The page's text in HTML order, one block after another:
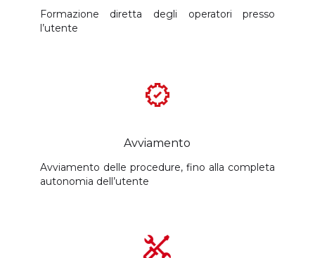
Formazione diretta degli operatori presso
l’utente
Avviamento
Avviamento delle procedure, fino alla completa
autonomia dell’utente